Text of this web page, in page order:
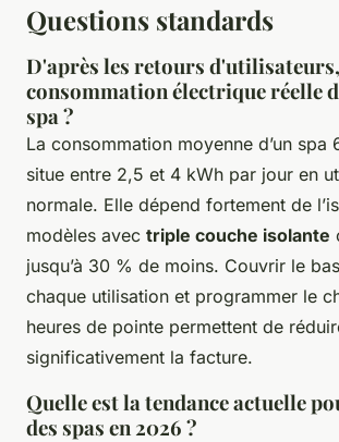
Questions standards
D'après les retours
consommation électrique réelle
spa ?
La consommation moyenne d’un spa
situe entre 2,5 et 4 kWh par jour en
normale. Elle dépend fortement de
modèles avec triple couche isolante
jusqu’à 30 % de moins. Couvrir le
chaque utilisation et programmer le
heures de pointe permettent de
significativement la facture.
Quelle est la tendance actuelle
des spas en 2026 ?